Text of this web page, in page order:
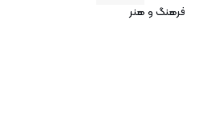
فرهنگ و هنر